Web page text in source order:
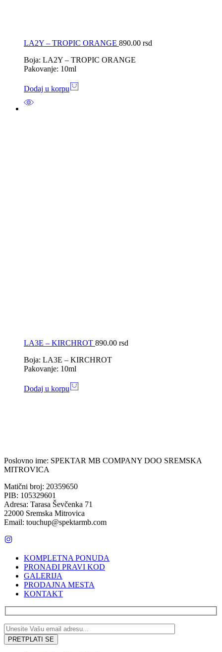
LA2Y – TROPIC ORANGE 890.00 rsd
Boja: LA2Y – TROPIC ORANGE
Pakovanje: 10ml
Dodaj u korpu
LA3E – KIRCHROT 890.00 rsd
Boja: LA3E – KIRCHROT
Pakovanje: 10ml
Dodaj u korpu
Poslovno ime: SPEKTAR MB COMPANY DOO SREMSKA
MITROVICA
Matični broj: 20359650
PIB: 105329601
Adresa: Tarasa Ševčenka 71
22000 Sremska Mitrovica
Email: touchup@spektarmb.com
KOMPLETNA PONUDA
PRONAĐI PRAVI KOD
GALERIJA
PRODAJNA MESTA
KONTAKT